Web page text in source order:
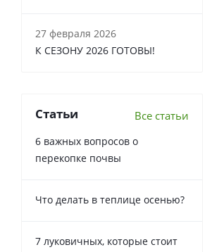
27 февраля 2026
К СЕЗОНУ 2026 ГОТОВЫ!
Статьи Все статьи
6 важных вопросов о
перекопке почвы
Что делать в теплице осенью?
7 луковичных, которые стоит